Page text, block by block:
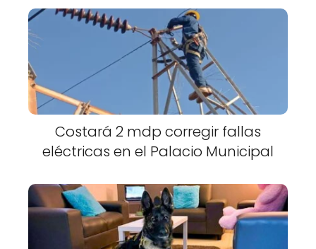
Costará 2 mdp corregir fallas
eléctricas en el Palacio Municipal